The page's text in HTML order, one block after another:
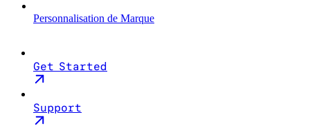
Personnalisation de Marque
Get Started
Support